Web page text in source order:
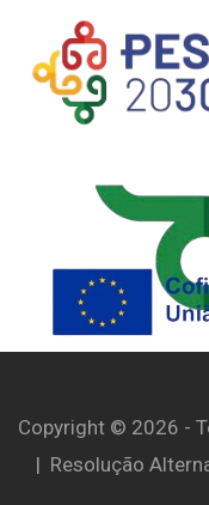
Copyright © 2026 -
| Resolução